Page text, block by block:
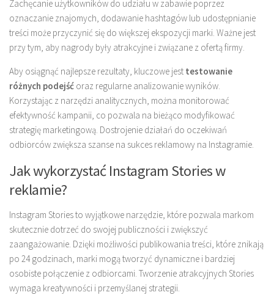
Zachęcanie użytkowników do udziału w zabawie poprzez
oznaczanie znajomych, dodawanie hashtagów lub udostępnianie
treści może przyczynić się do większej ekspozycji marki. Ważne jest
przy tym, aby nagrody były atrakcyjne i związane z ofertą firmy.
Aby osiągnąć najlepsze rezultaty, kluczowe jest testowanie
różnych podejść oraz regularne analizowanie wyników.
Korzystając z narzędzi analitycznych, można monitorować
efektywność kampanii, co pozwala na bieżąco modyfikować
strategię marketingową. Dostrojenie działań do oczekiwań
odbiorców zwiększa szanse na sukces reklamowy na Instagramie.
Jak wykorzystać Instagram Stories w
reklamie?
Instagram Stories to wyjątkowe narzędzie, które pozwala markom
skutecznie dotrzeć do swojej publiczności i zwiększyć
zaangażowanie. Dzięki możliwości publikowania treści, które znikają
po 24 godzinach, marki mogą tworzyć dynamiczne i bardziej
osobiste połączenie z odbiorcami. Tworzenie atrakcyjnych Stories
wymaga kreatywności i przemyślanej strategii.